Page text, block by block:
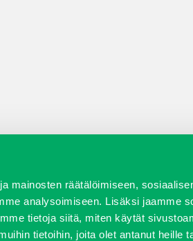
mainosten räätälöimiseen,
analysoimiseen. Lisäksi jaamme
tietoja siitä, miten käytät
tietoihin, joita olet antanut heille
JT Vuokrakone